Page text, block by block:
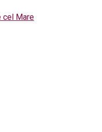
cel Mare